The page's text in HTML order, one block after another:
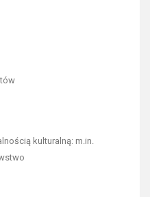
kulturalną: m.in.